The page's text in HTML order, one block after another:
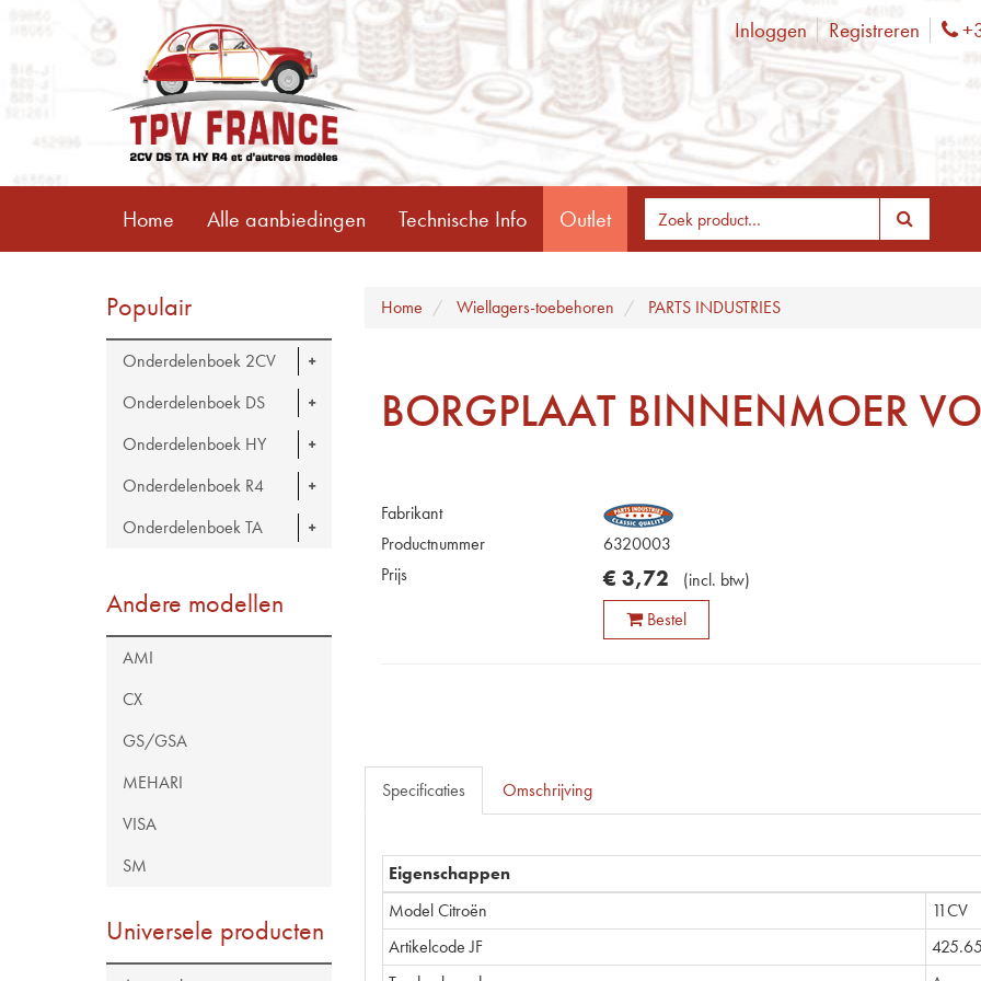
Inloggen Registreren
Home Alle aanbiedingen Technische Info Outlet
Populair
Onderdelenboek 2CV
Onderdelenboek DS
Onderdelenboek HY
Onderdelenboek R4
Onderdelenboek TA
Andere modellen
AMI
CX
GS/GSA
MEHARI
VISA
SM
Universele producten
Home Wiellagers-toebehoren PARTS INDUSTRIES
BORGPLAAT BINNENMOER
Fabrikant
Productnummer
6320003
Prijs
€ 3,72 (incl. btw)
Bestel
Specificaties Omschrijving
Eigenschappen
Model Citroën
11CV
Artikelcode JF